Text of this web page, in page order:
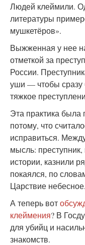
Людей клеймили.
литературы
мушкетёров».
Выжженная у нее
отметкой за
России.
уши — чтобы сразу
тяжкое
Эта практика была
потому, что
исправиться.
мысль: преступник,
истории, казнили
покаялся, по
Царствие небесное.
А теперь вот
клеймения? В
для убийц и
знакомств.